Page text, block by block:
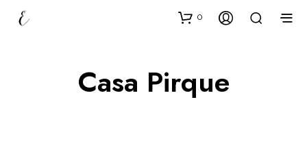
0
Casa Pirque